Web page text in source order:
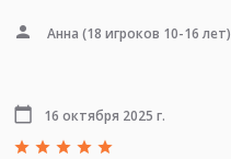
Анна (18 игроков 10-16 лет)
16 октября 2025 г.